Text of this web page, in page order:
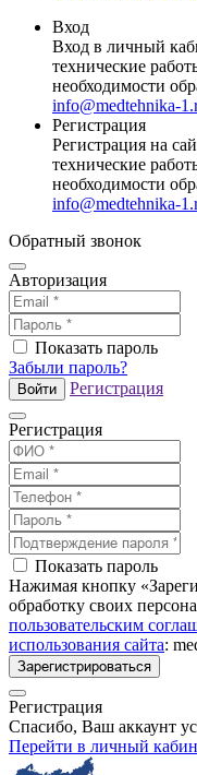
Вход
Вход в личный
технические
необходимости
info@medtehnika-
Регистрация
Регистрация на
технические
необходимости
info@medtehnika-
Обратный звонок
Авторизация
Показать пароль
Забыли пароль?
Войти Регистрация
Регистрация
Показать пароль
Нажимая кнопку
обработку своих
пользовательским
использования сайта:
Зарегистрироваться
Регистрация
Спасибо, Ваш аккаунт
Перейти в личный